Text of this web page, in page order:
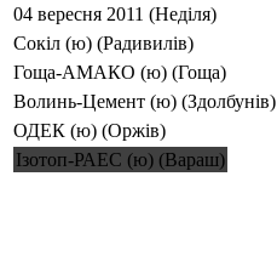
04 вересня 2011 (Неділя)
Сокіл (ю) (Радивилів)
Гоща-АМАКО (ю) (Гоща)
Волинь-Цемент (ю) (Здолбунів)
ОДЕК (ю) (Оржів)
Ізотоп-РАЕС (ю) (Вараш)